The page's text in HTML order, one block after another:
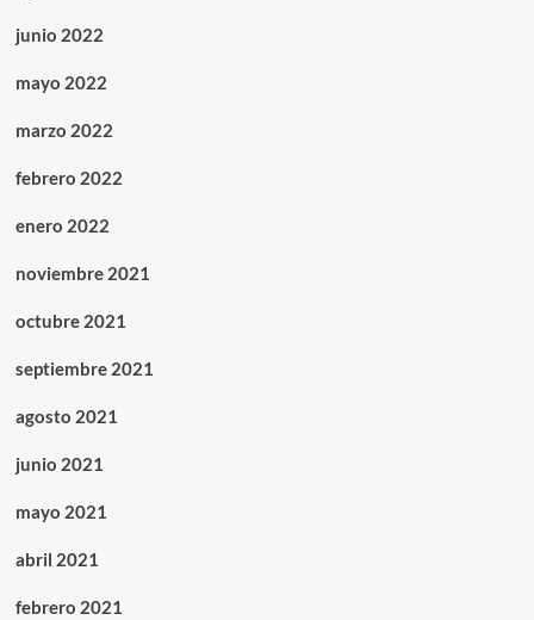
junio 2022
mayo 2022
marzo 2022
febrero 2022
enero 2022
noviembre 2021
octubre 2021
septiembre 2021
agosto 2021
junio 2021
mayo 2021
abril 2021
febrero 2021